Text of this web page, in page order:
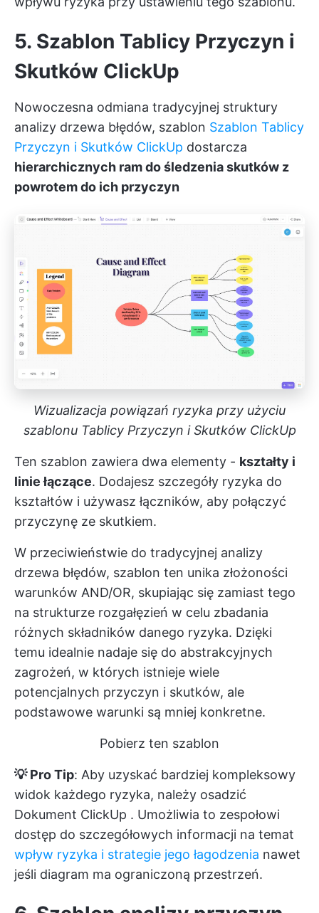
5. Szablon Tablicy Przyczyn i
Skutków ClickUp
Nowoczesna odmiana tradycyjnej struktury
analizy drzewa błędów, szablon Szablon Tablicy
Przyczyn i Skutków ClickUp dostarcza
hierarchicznych ram do śledzenia skutków z
powrotem do ich przyczyn
Wizualizacja powiązań ryzyka przy użyciu
szablonu Tablicy Przyczyn i Skutków ClickUp
Ten szablon zawiera dwa elementy - kształty i
linie łączące. Dodajesz szczegóły ryzyka do
kształtów i używasz łączników, aby połączyć
przyczynę ze skutkiem.
W przeciwieństwie do tradycyjnej analizy
drzewa błędów, szablon ten unika złożoności
warunków AND/OR, skupiając się zamiast tego
na strukturze rozgałęzień w celu zbadania
różnych składników danego ryzyka. Dzięki
temu idealnie nadaje się do abstrakcyjnych
zagrożeń, w których istnieje wiele
potencjalnych przyczyn i skutków, ale
podstawowe warunki są mniej konkretne.
Pobierz ten szablon
💡 Pro Tip: Aby uzyskać bardziej kompleksowy
widok każdego ryzyka, należy osadzić
Dokument ClickUp . Umożliwia to zespołowi
dostęp do szczegółowych informacji na temat
wpływ ryzyka i strategie jego łagodzenia nawet
jeśli diagram ma ograniczoną przestrzeń.